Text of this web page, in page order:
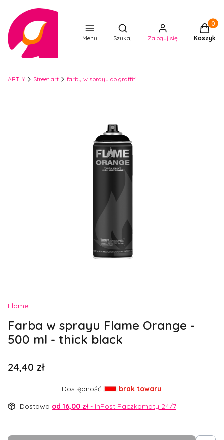
Menu
Otwórz wyszukiwarkę
Szukaj Zaloguj się Koszyk
ARTLY Street art farby w sprayu do graffiti
Flame
Farba w sprayu Flame Orange -
500 ml - thick black
Cena
24,40 zł
Dostępność:
brak towaru
Dostawa od 16,00 zł - InPost Paczkomaty 24/7